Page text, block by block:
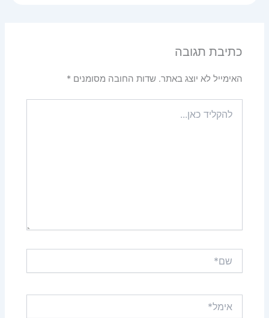
כתיבת תגובה
האימייל לא יוצג באתר. שדות החובה מסומנים*
כאן...